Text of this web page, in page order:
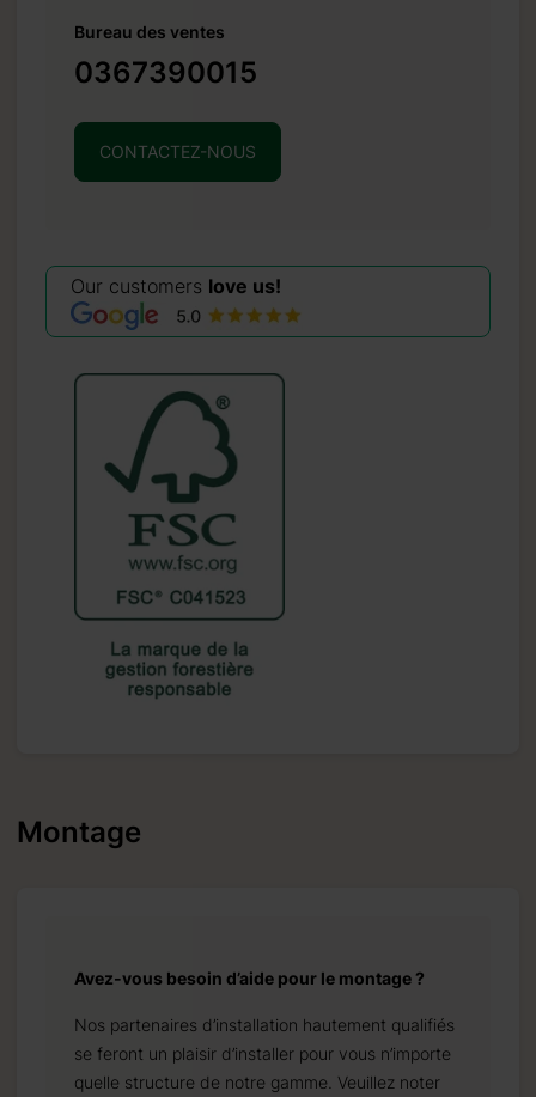
Bureau des ventes
0367390015
CONTACTEZ-NOUS
Our customers love us!
Montage
Avez-vous besoin d’aide pour le montage ?
Nos partenaires d’installation hautement qualifiés
se feront un plaisir d’installer pour vous n’importe
quelle structure de notre gamme. Veuillez noter